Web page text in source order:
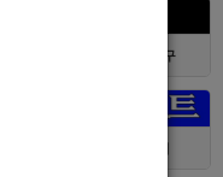
부산 > 부산진구